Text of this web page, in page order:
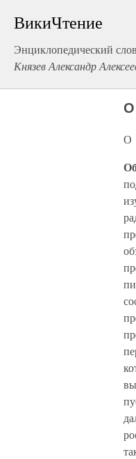
ВикиЧтение
Энциклопедический
Князев Александр
О
О